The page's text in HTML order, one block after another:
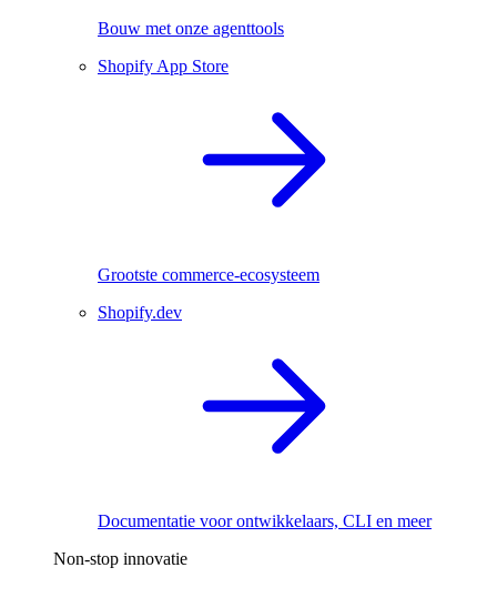
Bouw met onze agenttools
Shopify App Store
Grootste commerce-ecosysteem
Shopify.dev
Documentatie voor ontwikkelaars, CLI en meer
Non-stop innovatie